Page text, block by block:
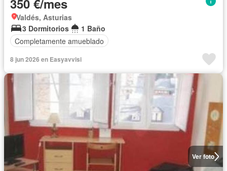
350 €/mes
Valdés, Asturias
3 Dormitorios
1 Baño
Completamente amueblado
8 jun 2026 en Easyavvisi
Ver foto